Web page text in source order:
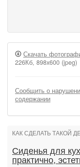
Скачать
226Кб, 898x600 (jpeg)
Сообщить о
содержании
КАК СДЕЛАТЬ ТАКОЙ
Сиденья для
практично,